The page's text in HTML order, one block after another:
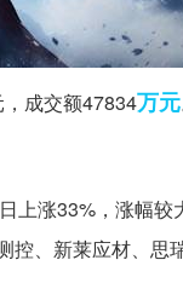
成交额47834万元
上涨33%，涨幅
、新莱应材、思